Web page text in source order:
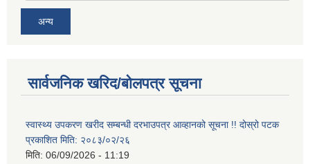
अन्य
सार्वजनिक खरिद/बोलपत्र सूचना
स्वास्थ्य उपकरण खरीद सम्बन्धी दरभाउपत्र आव्हानको सूचना !! दोस्रो पटक
प्रकाशित मिति: २०८३/०२/२६
मिति: 06/09/2026 - 11:19